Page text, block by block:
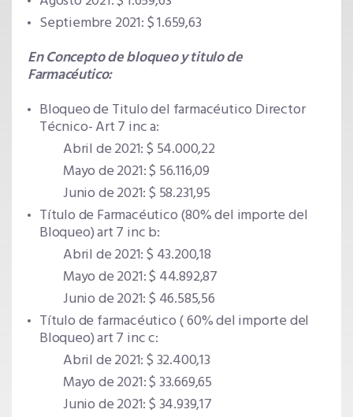
Septiembre 2021: $ 1.659,63
En Concepto de bloqueo y titulo de
Farmacéutico:
Bloqueo de Titulo del farmacéutico Director
Técnico- Art 7 inc a:
Abril de 2021: $ 54.000,22
Mayo de 2021: $ 56.116,09
Junio de 2021: $ 58.231,95
Título de Farmacéutico (80% del importe del
Bloqueo) art 7 inc b:
Abril de 2021: $ 43.200,18
Mayo de 2021: $ 44.892,87
Junio de 2021: $ 46.585,56
Título de farmacéutico ( 60% del importe del
Bloqueo) art 7 inc c:
Abril de 2021: $ 32.400,13
Mayo de 2021: $ 33.669,65
Junio de 2021: $ 34.939,17